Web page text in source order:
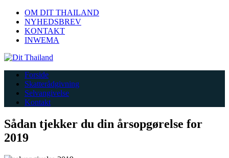
OM DIT THAILAND
NYHEDSBREV
KONTAKT
INWEMA
Forside
Skatterådgivning
Selvangivelse
Kontakt
Sådan tjekker du din årsopgørelse for
2019